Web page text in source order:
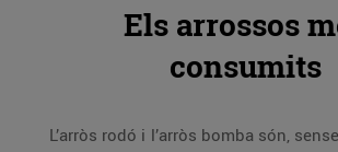
Els arrossos
consumits
L’arròs rodó i l’arròs bomba són,